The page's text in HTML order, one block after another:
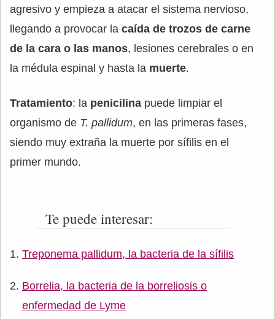
agresivo y empieza a atacar el sistema nervioso,
llegando a provocar la caída de trozos de carne
de la cara o las manos, lesiones cerebrales o en
la médula espinal y hasta la muerte.
Tratamiento: la penicilina puede limpiar el
organismo de T. pallidum, en las primeras fases,
siendo muy extraña la muerte por sífilis en el
primer mundo.
Te puede interesar:
Treponema pallidum, la bacteria de la sífilis
Borrelia, la bacteria de la borreliosis o
enfermedad de Lyme